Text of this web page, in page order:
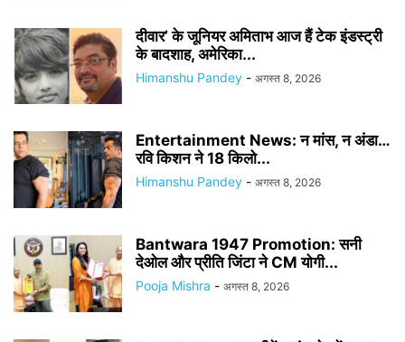
दीवार’ के जूनियर अमिताभ आज हैं टेक इंडस्ट्री
के बादशाह, अमेरिका...
Himanshu Pandey - अगस्त 8, 2026
Entertainment News: न मांस, न अंडा…
रवि किशन ने 18 किलो...
Himanshu Pandey - अगस्त 8, 2026
Bantwara 1947 Promotion: सनी
देओल और प्रीति जिंटा ने CM योगी...
Pooja Mishra - अगस्त 8, 2026